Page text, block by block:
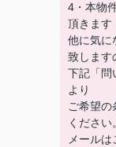
4・本物
頂きます
他に気に
致します
下記「問
より
ご希望の
ください。
メール